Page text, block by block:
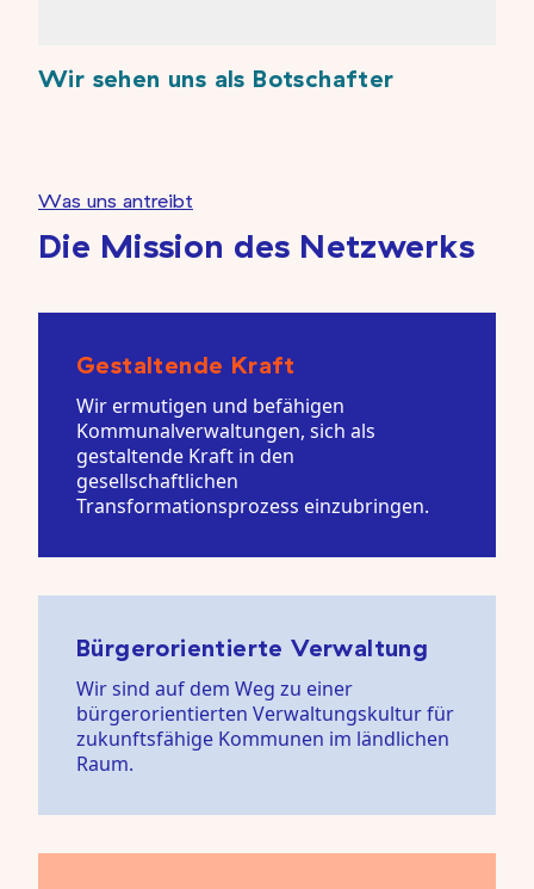
Wir sehen uns als Botschafter
Was uns antreibt
Die Mission des Netzwerks
Gestaltende Kraft
Wir ermutigen und befähigen
Kommunalverwaltungen, sich als
gestaltende Kraft in den
gesellschaftlichen
Transformationsprozess einzubringen.
Bürgerorientierte Verwaltung
Wir sind auf dem Weg zu einer
bürgerorientierten Verwaltungskultur für
zukunftsfähige Kommunen im ländlichen
Raum.